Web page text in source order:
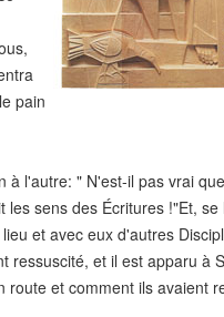
pain
à l'autre: " N'est-il pas vrai
sens des Écritures !"Et,
et avec eux d'autres
ressuscité, et il est apparu à
et comment ils avaient